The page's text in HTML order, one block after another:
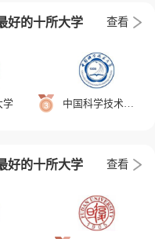
好的十所大学 查看
学 中国科学技术大学
好的十所大学 查看